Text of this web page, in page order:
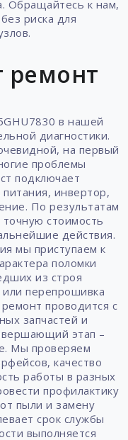
Обращайтесь к нам,
риска для
ремонт
в нашей
диагностики.
на первый
проблемы
подключает
инвертор,
По результатам
стоимость
действия.
мы приступаем к
поломки
из строя
или перепрошивка
проводится с
запчастей и
этап –
Мы проверяем
качество
работы в разных
профилактику
пыли и замену
срок службы
выполняется